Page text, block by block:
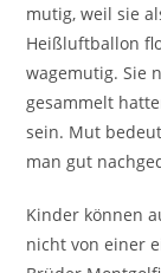
mutig, weil sie
Heißluftballon
wagemutig. Sie
gesammelt
sein. Mut
man gut
Kinder können
nicht von einer